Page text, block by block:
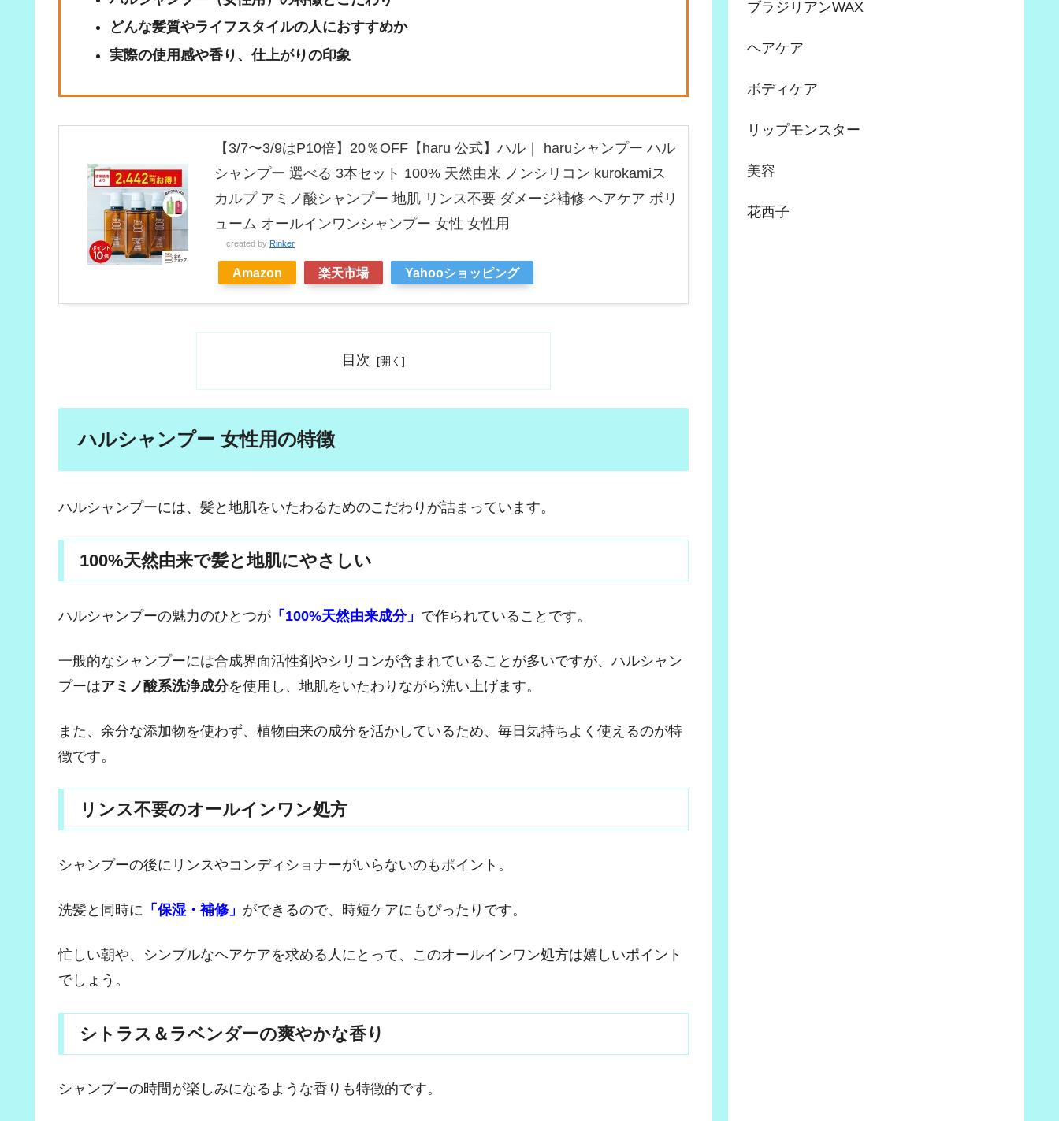
どんな髪質やライフスタイルの人におすすめか
実際の使用感や香り、仕上がりの印象
【3/7〜3/9はP10倍】20％OFF【haru 公式】ハル｜ haruシャンプー ハル
シャンプー 選べる 3本セット 100% 天然由来 ノンシリコン kurokamiス
カルプ アミノ酸シャンプー 地肌 リンス不要 ダメージ補修 ヘアケア ボリ
ューム オールインワンシャンプー 女性 女性用
created by Rinker
Amazon 楽天市場 Yahooショッピング
目次
ハルシャンプー 女性用の特徴
ハルシャンプーには、髪と地肌をいたわるためのこだわりが詰まっています。
100%天然由来で髪と地肌にやさしい
ハルシャンプーの魅力のひとつが 「100%天然由来成分」 で作られていることです。
一般的なシャンプーには合成界面活性剤やシリコンが含まれていることが多いですが、ハルシャン
プーはアミノ酸系洗浄成分を使用し、地肌をいたわりながら洗い上げます。
また、余分な添加物を使わず、植物由来の成分を活かしているため、毎日気持ちよく使えるのが特
徴です。
リンス不要のオールインワン処方
シャンプーの後にリンスやコンディショナーがいらないのもポイント。
洗髪と同時に 「保湿・補修」 ができるので、時短ケアにもぴったりです。
忙しい朝や、シンプルなヘアケアを求める人にとって、このオールインワン処方は嬉しいポイント
でしょう。
シトラス＆ラベンダーの爽やかな香り
シャンプーの時間が楽しみになるような香りも特徴的です。
ブラジリアンWAX
ヘアケア
ボディケア
リップモンスター
美容
花西子